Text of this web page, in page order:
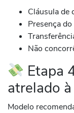
Cláusula de
Presença
Não
Etapa
atrelado
Modelo